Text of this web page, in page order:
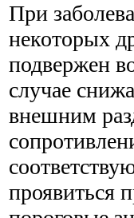
При
некоторых
подвержен
случае
внешним
проявиться